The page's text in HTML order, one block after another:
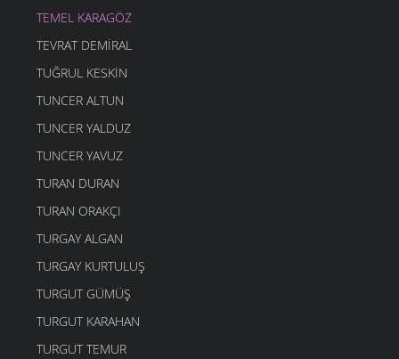
TEMEL KARAGÖZ
TEVRAT DEMIRAL
TUĞRUL KESKIN
TUNCER ALTUN
TUNCER YALDUZ
TUNCER YAVUZ
TURAN DURAN
TURAN ORAKÇI
TURGAY ALGAN
TURGAY KURTULUŞ
TURGUT GÜMÜŞ
TURGUT KARAHAN
TURGUT TEMUR